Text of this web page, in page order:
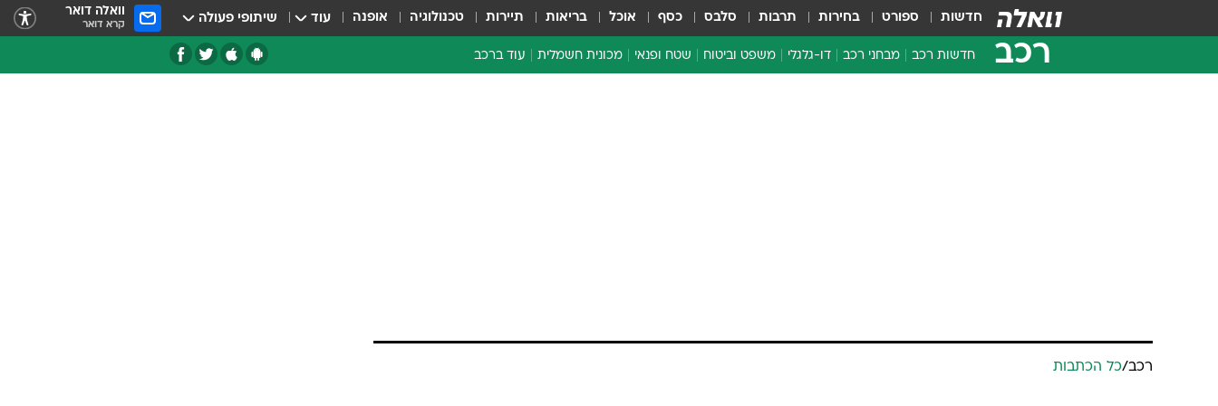
חדשות ספורט בחירות תרבות סלבס כסף אוכל בריאות תיירות טכנולוגיה אופנה עוד שיתופי פעולה וואלה דואר
קרא דואר
רכב חדשות רכב מבחני רכב דו-גלגלי משפט וביטוח שטח ופנאי מכונית חשמלית עוד ברכב
רכב/כל הכתבות